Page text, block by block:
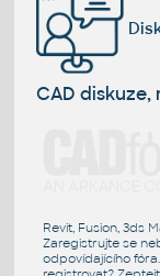
CAD diskuze,
Revit, Fusion, 3ds
Zaregistrujte se
odpovídajícího